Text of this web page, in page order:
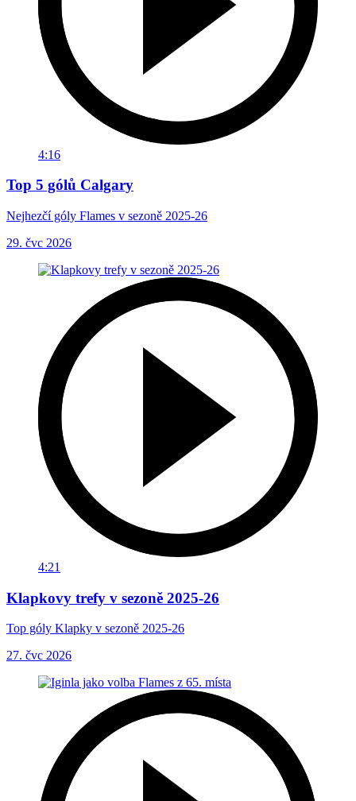
4:16
Top 5 gólů Calgary
Nejhezčí góly Flames v sezoně 2025-26
29. čvc 2026
4:21
Klapkovy trefy v sezoně 2025-26
Top góly Klapky v sezoně 2025-26
27. čvc 2026